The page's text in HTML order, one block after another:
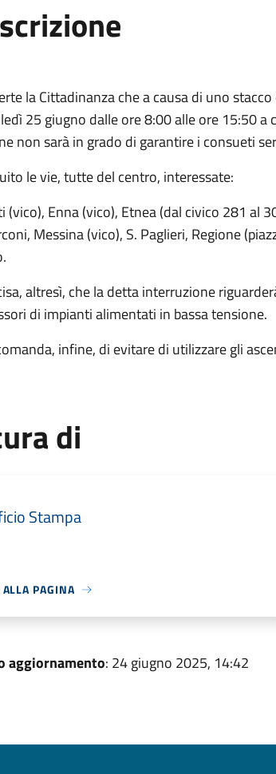
la Cittadinanza che a causa di uno
25 giugno dalle ore 8:00 alle ore 15:50
non sarà in grado di garantire i consueti
le vie, tutte del centro, interessate:
(vico), Enna (vico), Etnea (dal civico 281 al
Messina (vico), S. Paglieri, Regione
altresì, che la detta interruzione
di impianti alimentati in bassa tensione.
infine, di evitare di utilizzare gli
di
Stampa
PAGINA
aggiornamento: 24 giugno 2025, 14:42